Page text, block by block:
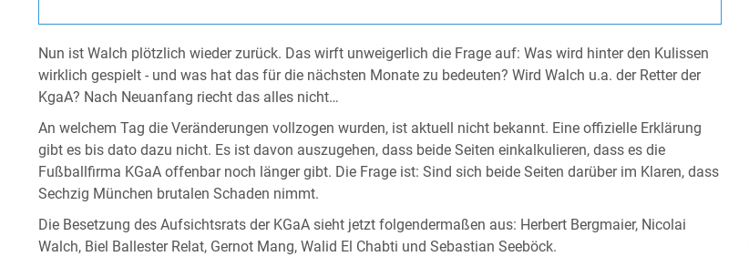
Nun ist Walch plötzlich wieder zurück. Das wirft unweigerlich die Frage auf: Was wird hinter den Kulissen
wirklich gespielt - und was hat das für die nächsten Monate zu bedeuten? Wird Walch u.a. der Retter der
KgaA? Nach Neuanfang riecht das alles nicht…
An welchem Tag die Veränderungen vollzogen wurden, ist aktuell nicht bekannt. Eine offizielle Erklärung
gibt es bis dato dazu nicht. Es ist davon auszugehen, dass beide Seiten einkalkulieren, dass es die
Fußballfirma KGaA offenbar noch länger gibt. Die Frage ist: Sind sich beide Seiten darüber im Klaren, dass
Sechzig München brutalen Schaden nimmt.
Die Besetzung des Aufsichtsrats der KGaA sieht jetzt folgendermaßen aus: Herbert Bergmaier, Nicolai
Walch, Biel Ballester Relat, Gernot Mang, Walid El Chabti und Sebastian Seeböck.